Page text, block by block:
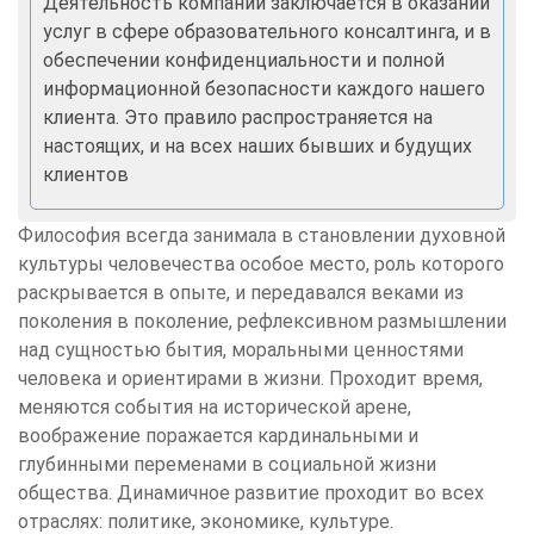
услуг в сфере образовательного консалтинга, и в
обеспечении конфиденциальности и полной
информационной безопасности каждого нашего
клиента. Это правило распространяется на
настоящих, и на всех наших бывших и будущих
клиентов
Философия всегда занимала в становлении духовной
культуры человечества особое место, роль которого
раскрывается в опыте, и передавался веками из
поколения в поколение, рефлексивном размышлении
над сущностью бытия, моральными ценностями
человека и ориентирами в жизни. Проходит время,
меняются события на исторической арене,
воображение поражается кардинальными и
глубинными переменами в социальной жизни
общества. Динамичное развитие проходит во всех
отраслях: политике, экономике, культуре.